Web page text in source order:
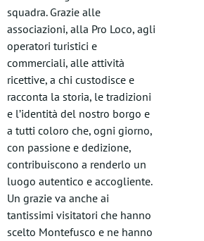
squadra. Grazie alle
associazioni, alla Pro Loco, agli
operatori turistici e
commerciali, alle attività
ricettive, a chi custodisce e
racconta la storia, le tradizioni
e l’identità del nostro borgo e
a tutti coloro che, ogni giorno,
con passione e dedizione,
contribuiscono a renderlo un
luogo autentico e accogliente.
Un grazie va anche ai
tantissimi visitatori che hanno
scelto Montefusco e ne hanno